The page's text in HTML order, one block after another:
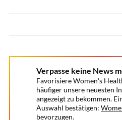
Verpasse keine News
Favorisiere Women's
häufiger unsere neuesten
angezeigt zu bekommen.
Auswahl bestätigen:
bevorzugen.